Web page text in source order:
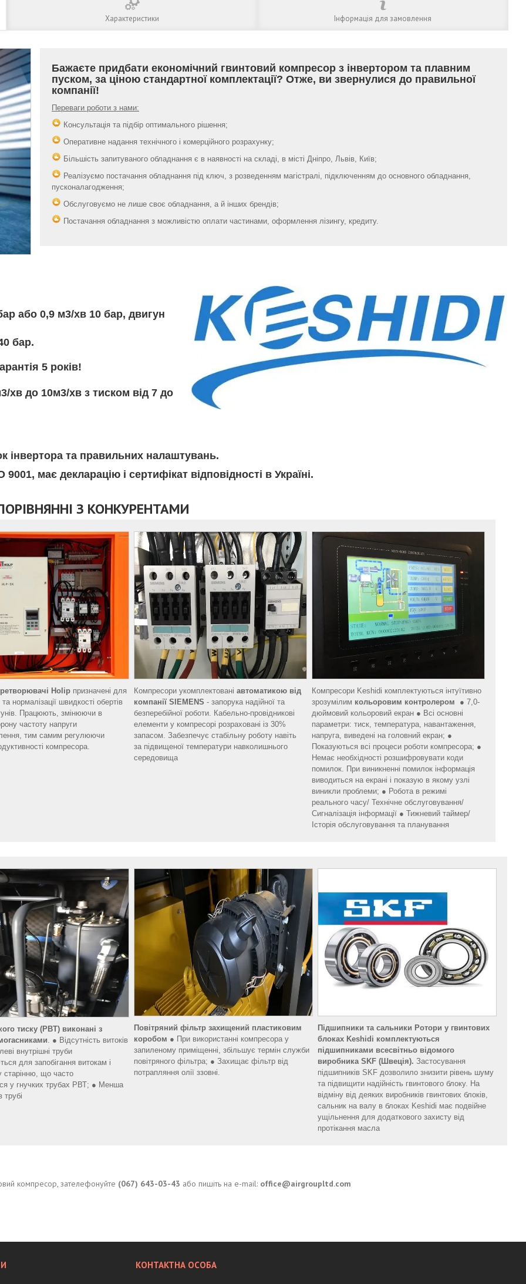
Характеристики Інформація для замовлення
Бажаєте придбати економічний гвинтовий компресор з інвертором та плавним
пуском, за ціною стандартної комплектації? Отже, ви звернулися до правильної
компанії!
Переваги роботи з нами:
Консультація та підбір оптимального рішення;
Оперативне надання технічного і комерційного розрахунку;
Більшість запитуваного обладнання є в наявності на складі, в місті Дніпро, Львів, Київ;
Реалізуємо постачання обладнання під ключ, з розведенням магістралі, підключенням до основного обладнання,
пусконалагодження;
Обслуговуємо не лише своє обладнання, а й інших брендів;
Постачання обладнання з можливістю оплати частинами, оформлення лізингу, кредиту.
або 0,9 м3/хв 10 бар, двигун
бар.
5 років!
хв до 10м3/хв з тиском від 7 до
інвертора та правильних налаштувань.
має декларацію і сертифікат відповідності в Україні.
З КОНКУРЕНТАМИ
Holip призначені для
нормалізації швидкості обертів
Працюють, змінюючи в
частоту напруги
тим самим регулюючи
компресора.
Компресори укомплектовані автоматикою від
компанії SIEMENS - запорука надійної та
безперебійної роботи. Кабельно-провідникові
елементи у компресорі розраховані із 30%
запасом. Забезпечує стабільну роботу навіть
за підвищеної температури навколишнього
середовища
Компресори Keshidi комплектуються інтуїтивно
зрозумілим кольоровим контролером ● 7,0-
дюймовий кольоровий екран ● Всі основні
параметри: тиск, температура, навантаження,
напруга, виведені на головний екран; ●
Показуються всі процеси роботи компресора; ●
Немає необхідності розшифровувати коди
помилок. При виникненні помилок інформація
виводиться на екрані і показую в якому узлі
виникли проблеми; ● Робота в режимі
реального часу/ Технічне обслуговування/
Сигналізація інформації ● Тижневий таймер/
Історія обслуговування та планування
тиску (РВТ) виконані з
. ● Відсутність витоків
внутрішні труби
для запобігання витокам і
старінню, що часто
у гнучких трубах РВТ; ● Менша
трубі
Повітряний фільтр захищений пластиковим
коробом ● При використанні компресора у
запиленому приміщенні, збільшує термін служби
повітряного фільтра; ● Захищає фільтр від
потрапляння олії ззовні.
Підшипники та сальники Ротори у гвинтових
блоках Keshidi комплектуються
підшипниками всесвітньо відомого
виробника SKF (Швеція). Застосування
підшипників SKF дозволило знизити рівень шуму
та підвищити надійність гвинтового блоку. На
відміну від деяких виробників гвинтових блоків,
сальник на валу в блоках Keshidi має подвійне
ущільнення для додаткового захисту від
протікання масла
компресор, зателефонуйте (067) 643-03-43 або пишіть на e-mail: office@airgroupltd.com